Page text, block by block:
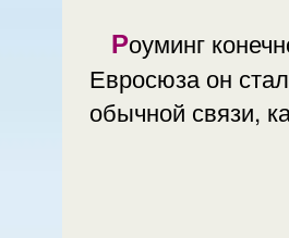
Роуминг конечно нужен. В странах
Евросюза он
обычной связи,